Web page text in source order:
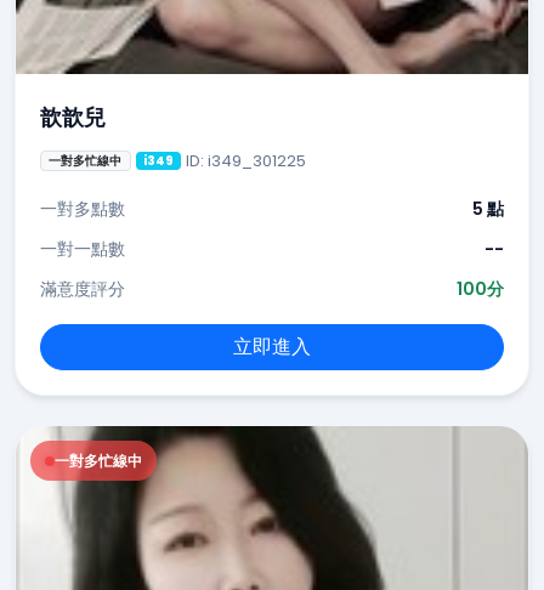
歆歆兒
一對多忙線中 i349 ID: i349_301225
一對多點數
5 點
一對一點數
--
滿意度評分
100分
立即進入
一對多忙線中